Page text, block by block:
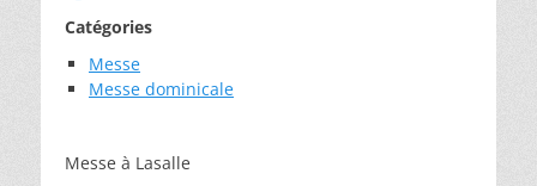
Catégories
Messe
Messe dominicale
Messe à Lasalle